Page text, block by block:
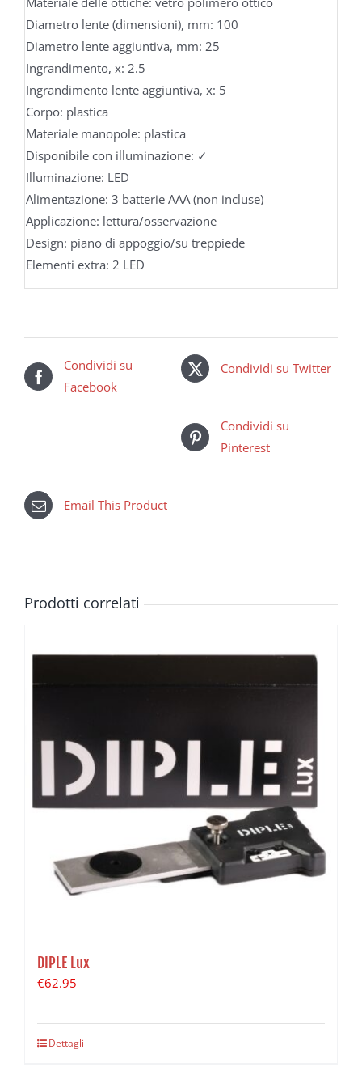
Diametro lente (dimensioni), mm: 100
Diametro lente aggiuntiva, mm: 25
Ingrandimento, x: 2.5
Ingrandimento lente aggiuntiva, x: 5
Corpo: plastica
Materiale manopole: plastica
Disponibile con illuminazione: ✓
Illuminazione: LED
Alimentazione: 3 batterie AAA (non incluse)
Applicazione: lettura/osservazione
Design: piano di appoggio/su treppiede
Elementi extra: 2 LED
Condividi su
Facebook
Condividi su Twitter
Condividi su
Pinterest
Email This Product
Prodotti correlati
DIPLE Lux
€62.95
Dettagli